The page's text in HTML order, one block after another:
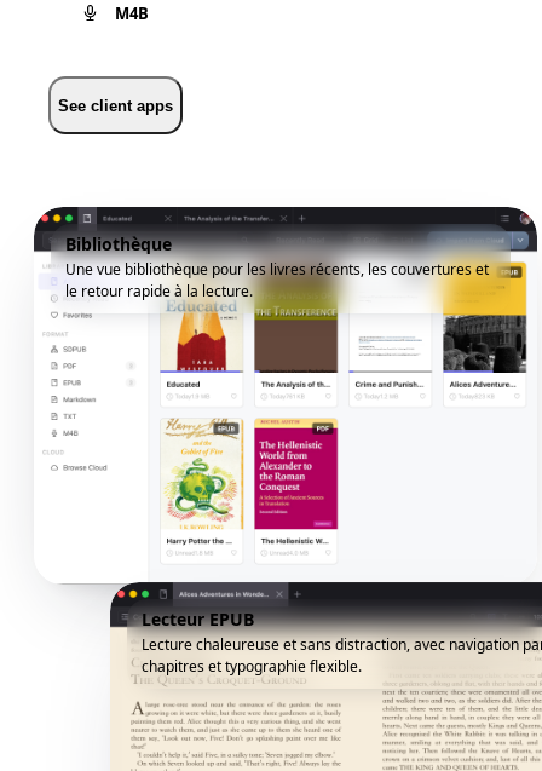
M4B
See client apps
Bibliothèque
Une vue bibliothèque pour les livres récents, les couvertures et
le retour rapide à la lecture.
Lecteur EPUB
Lecture chaleureuse et sans distraction, avec navigation
chapitres et typographie flexible.